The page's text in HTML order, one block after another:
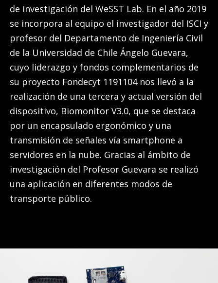
de investigación del WeSST Lab. En el año 2019
se incorpora al equipo el investigador del ISCI y
profesor del Departamento de Ingeniería Civil
de la Universidad de Chile Ángelo Guevara,
cuyo liderazgo y fondos complementarios de
su proyecto Fondecyt 1191104 nos llevó a la
realización de una tercera y actual versión del
dispositivo, Biomonitor V3.0, que se destaca
por un encapsulado ergonómico y una
transmisión de señales vía smartphone a
servidores en la nube. Gracias al ámbito de
investigación del Profesor Guevara se realizó
una aplicación en diferentes modos de
transporte público.